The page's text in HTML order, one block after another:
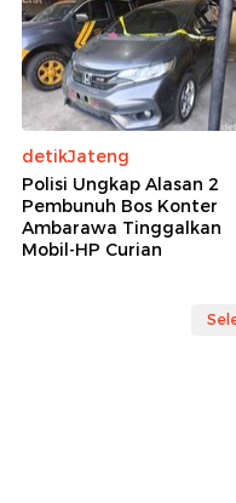
detikJateng
Polisi Ungkap Alasan 2
Pembunuh Bos Konter
Ambarawa Tinggalkan
Mobil-HP Curian